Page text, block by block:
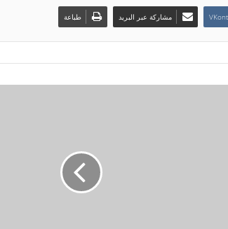
مشاركة عبر البريد طباعة